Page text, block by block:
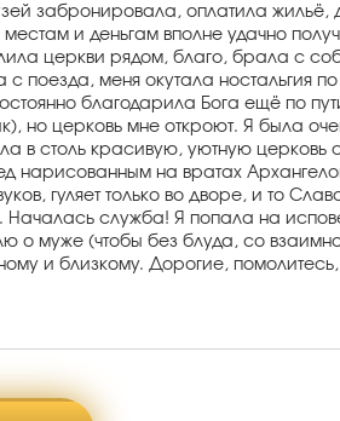
забронировала, оплатила жильё,
и деньгам вполне удачно
церкви рядом, благо, брала с
поезда, меня окутала ностальгия
благодарила Бога ещё по
но церковь мне откроют. Я была
в столь красивую, уютную церковь
нарисованным на вратах
гуляет только во дворе, и то
Началась служба! Я попала на
о муже (чтобы без блуда, со
и близкому. Дорогие,